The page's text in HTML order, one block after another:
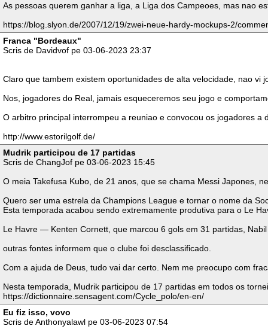
As pessoas querem ganhar a liga, a Liga dos Campeoes, mas nao
https://blog.slyon.de/2007/12/19/zwei-neue-hardy-mockups-2/
Franca "Bordeaux"
Scris de Davidvof pe 03-06-2023 23:37
Claro que tambem existem oportunidades de alta velocidade, nao
Nos, jogadores do Real, jamais esqueceremos seu jogo e
O arbitro principal interrompeu a reuniao e convocou os jogadores
http://www.estorilgolf.de/
Mudrik participou de 17 partidas
Scris de ChangJof pe 03-06-2023 15:45
O meia Takefusa Kubo, de 21 anos, que se chama Messi Japones,
Quero ser uma estrela da Champions League e tornar o nome da
Esta temporada acabou sendo extremamente produtiva para o Le
Le Havre — Kenten Cornett, que marcou 6 gols em 31 partidas,
outras fontes informem que o clube foi desclassificado.
Com a ajuda de Deus, tudo vai dar certo. Nem me preocupo com
Nesta temporada, Mudrik participou de 17 partidas em todos os
https://dictionnaire.sensagent.com/Cycle_polo/en-en/
Eu fiz isso, vovo
Scris de Anthonyalawl pe 03-06-2023 07:54